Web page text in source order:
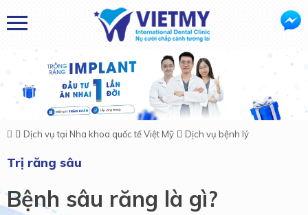
Dịch vụ tại Nha khoa quốc tế Việt Mỹ Dịch vụ bệnh lý
Trị răng sâu
Bệnh sâu răng là gì?